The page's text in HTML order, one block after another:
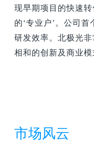
现早期项目的快速
的‘专业户’。公司
研发效率。北极光
相和的创新及商业模
市场风云